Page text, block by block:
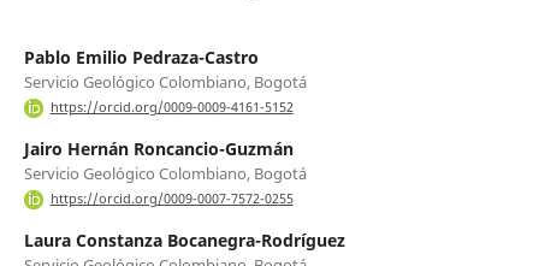
Pablo Emilio Pedraza-Castro
Servicio Geológico Colombiano, Bogotá
https://orcid.org/0009-0009-4161-5152
Jairo Hernán Roncancio-Guzmán
Servicio Geológico Colombiano, Bogotá
https://orcid.org/0009-0007-7572-0255
Laura Constanza Bocanegra-Rodríguez